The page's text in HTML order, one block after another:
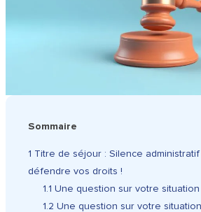
Sommaire
1 Titre de séjour : Silence
défendre vos droits !
1.1 Une question sur votre situation
1.2 Une question sur votre